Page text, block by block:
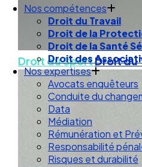
Nos compétences
Droit du Travail
Droit de la
Droit de la Santé
Droit des
Nos expertises
Avocats enquêteurs
Conduite du
Data
Médiation
Rémunération et
Responsabilité
Risques et durabilité
Droit du SportDroit du